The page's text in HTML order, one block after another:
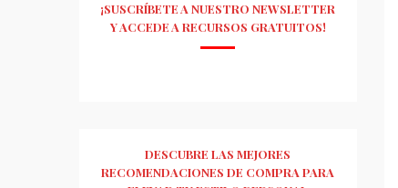
¡SUSCRÍBETE A NUESTRO NEWSLETTER
Y ACCEDE A RECURSOS GRATUITOS!
DESCUBRE LAS MEJORES
RECOMENDACIONES DE COMPRA PARA